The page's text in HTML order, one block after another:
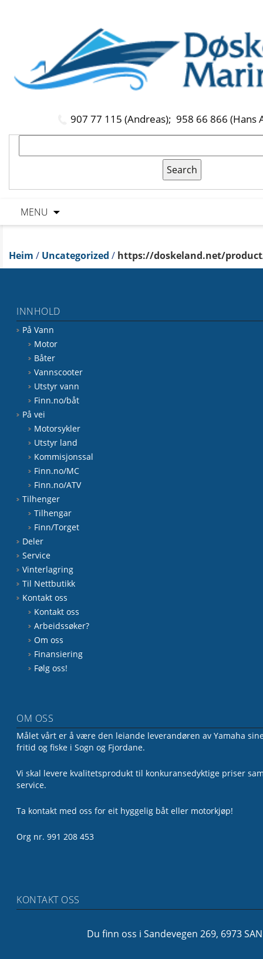
907 77 115 (Andreas); 958 66 866 (Hans
MENU
Heim / Uncategorized / https://doskeland.net/
INNHOLD
På Vann
Motor
Båter
Vannscooter
Utstyr vann
Finn.no/båt
På vei
Motorsykler
Utstyr land
Kommisjonssal
Finn.no/MC
Finn.no/ATV
Tilhenger
Tilhengar
Finn/Torget
Deler
Service
Vinterlagring
Til Nettbutikk
Kontakt oss
Kontakt oss
Arbeidssøker?
Om oss
Finansiering
Følg oss!
OM OSS
Målet vårt er å være den leiande leverandøren av Yamaha
fritid og fiske i Sogn og Fjordane.
Vi skal levere kvalitetsprodukt til konkuransedyktige priser
service.
Ta kontakt med oss for eit hyggelig båt eller motorkjøp!
Org nr. 991 208 453
KONTAKT OSS
Du finn oss i Sandevegen 269, 6973